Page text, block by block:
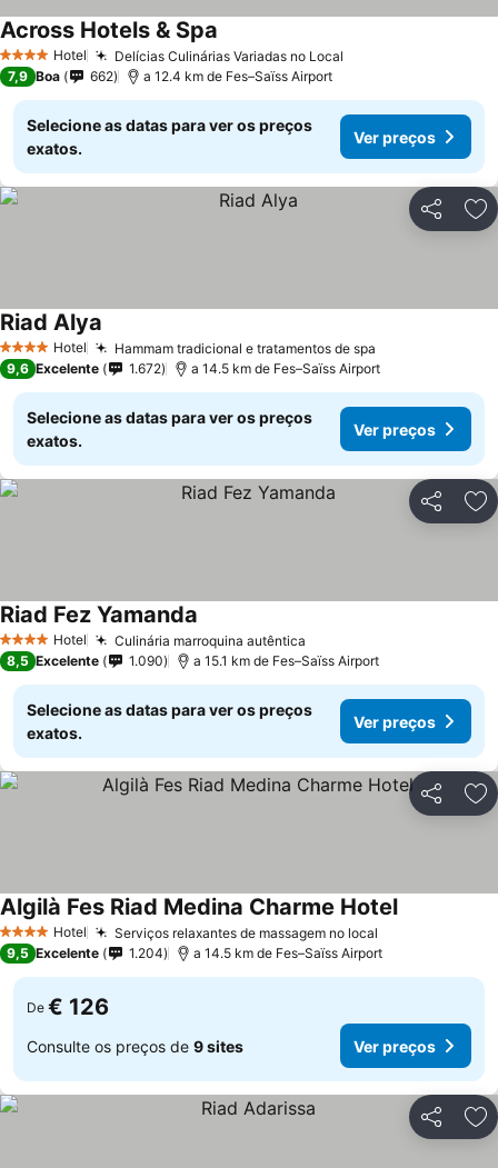
4 EstrelasHotel Delícias Culinárias Variadas no Local
Across Hotels & Spa
7,9 Boa 662 a 12.4 km de Fes–Saïss Airport
Selecione as datas para ver os preços
exatos.
Ver preços
Partilhar
4 EstrelasHotel Hammam tradicional e tratamentos de spa
Riad Alya
9,6 Excelente 1.672 a 14.5 km de Fes–Saïss Airport
Selecione as datas para ver os preços
exatos.
Ver preços
Partilhar
4 EstrelasHotel Culinária marroquina autêntica
Riad Fez Yamanda
8,5 Excelente 1.090 a 15.1 km de Fes–Saïss Airport
Selecione as datas para ver os preços
exatos.
Ver preços
Partilhar
4 EstrelasHotel Serviços relaxantes de massagem no local
Algilà Fes Riad Medina Charme HotelVer preços
9,5 Excelente 1.204 a 14.5 km de Fes–Saïss Airport
De € 126
Consulte os preços de 9 sites Ver preços
Partilhar